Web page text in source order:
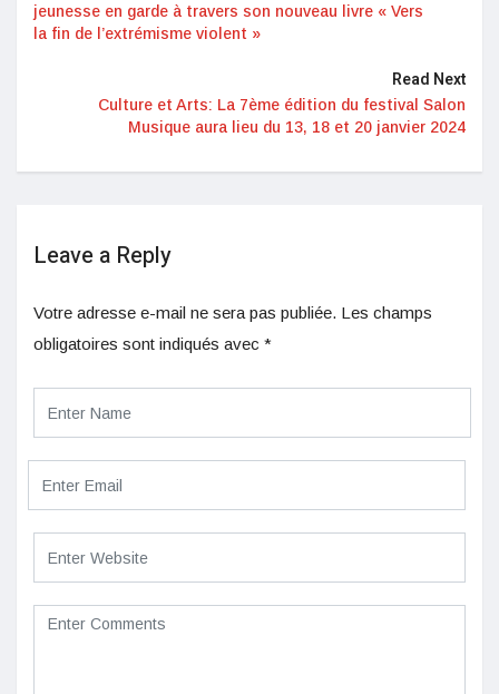
jeunesse en garde à travers son nouveau livre « Vers
la fin de l’extrémisme violent »
Read Next
Culture et Arts: La 7ème édition du festival Salon
Musique aura lieu du 13, 18 et 20 janvier 2024
Leave a Reply
Votre adresse e-mail ne sera pas publiée. Les champs
obligatoires sont indiqués avec *